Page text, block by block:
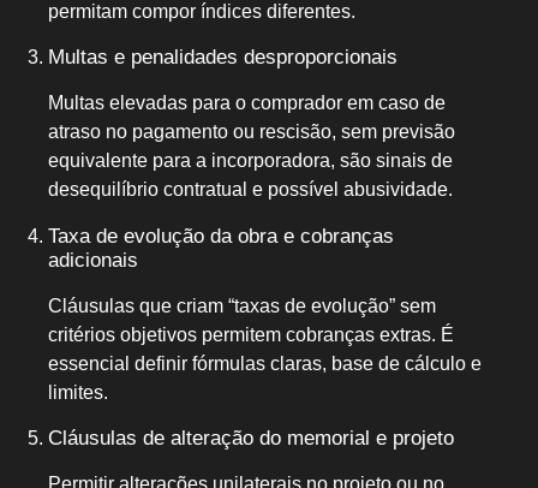
permitam compor índices diferentes.
Multas e penalidades desproporcionais
Multas elevadas para o comprador em caso de
atraso no pagamento ou rescisão, sem previsão
equivalente para a incorporadora, são sinais de
desequilíbrio contratual e possível abusividade.
Taxa de evolução da obra e cobranças
adicionais
Cláusulas que criam “taxas de evolução” sem
critérios objetivos permitem cobranças extras. É
essencial definir fórmulas claras, base de cálculo e
limites.
Cláusulas de alteração do memorial e projeto